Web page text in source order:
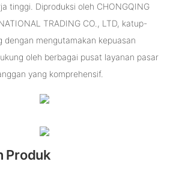
tinggi. Diproduksi oleh CHONGQING
TRADING CO., LTD, katup-
dengan mengutamakan kepuasan
oleh berbagai pusat layanan pasar
yang komprehensif.
Produk